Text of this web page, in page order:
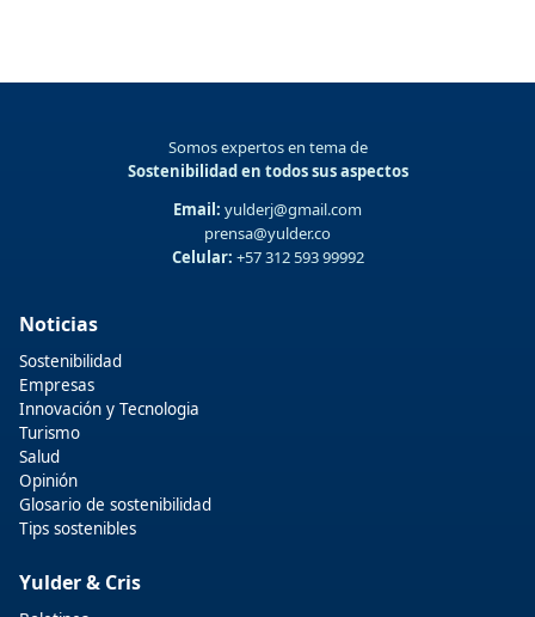
Somos expertos en tema de
Sostenibilidad en todos sus aspectos
Email: yulderj@gmail.com
prensa@yulder.co
Celular: +57 312 593 99992
Noticias
Sostenibilidad
Empresas
Innovación y Tecnologia
Turismo
Salud
Opinión
Glosario de sostenibilidad
Tips sostenibles
Yulder & Cris